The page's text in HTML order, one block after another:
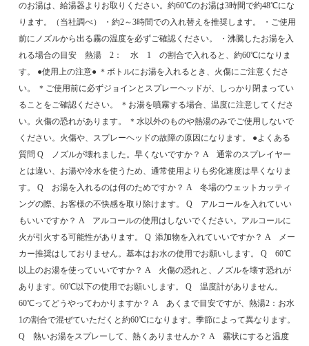
のお湯は、給湯器よりお取りください。約60℃のお湯は3時間で約48℃にな
ります。（当社調べ） ・約2～3時間での入れ替えを推奨します。 ・ご使用
前にノズルから出る霧の温度を必ずご確認ください。 ・沸騰したお湯を入
れる場合の目安 熱湯 2： 水 1 の割合で入れると、約60℃になりま
す。 ●使用上の注意● ＊ボトルにお湯を入れるとき、火傷にご注意くださ
い。 ＊ご使用前に必ずジョインとスプレーヘッドが、しっかり閉まってい
ることをご確認ください。 ＊お湯を噴霧する場合、温度に注意してくださ
い。火傷の恐れがあります。 ＊水以外のものや熱湯のみでご使用しないで
ください。火傷や、スプレーヘッドの故障の原因になります。 ●よくある
質問 Q ノズルが壊れました。早くないですか？ A 通常のスプレイヤー
とは違い、お湯や冷水を使うため、通常使用よりも劣化速度は早くなりま
す。 Q お湯を入れるのは何のためですか？ A 冬場のウェットカッティ
ングの際、お客様の不快感を取り除けます。 Q アルコールを入れていい
もいいですか？ A アルコールの使用はしないでください。アルコールに
火が引火する可能性があります。 Q 添加物を入れていいですか？ A メー
カー推奨はしておりません。基本はお水の使用でお願いします。 Q 60℃
以上のお湯を使っていいですか？ A 火傷の恐れと、ノズルを壊す恐れが
あります。60℃以下の使用でお願いします。 Q 温度計がありません。
60℃ってどうやってわかりますか？ A あくまで目安ですが、熱湯2：お水
1の割合で混ぜていただくと約60℃になります。季節によって異なります。
Q 熱いお湯をスプレーして、熱くありませんか？ A 霧状にすると温度